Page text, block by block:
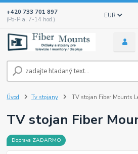
EUR
+420 733 701 897
(Po-Pia, 7-14 hod.)
Úvod Tv stojany TV stojan Fiber Mounts
TV stojan Fiber
Doprava ZADARMO